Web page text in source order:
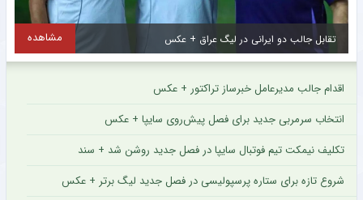
مشاهده
اقدام جالب مدیرعامل خبرساز تراکتور + عکس
انتخاب سرمربی جدید برای فصل پیش‌روی سایپا + عکس
تکلیف نیمکت تیم فوتبال سایپا در فصل جدید روشن شد + سند
شروع تازه برای ستاره پرسپولیسی در فصل جدید لیگ برتر + عکس